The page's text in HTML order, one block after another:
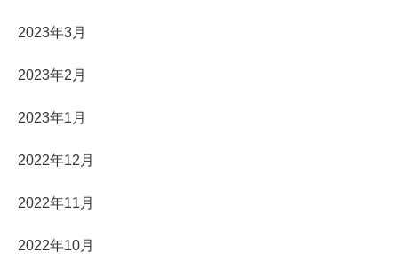
2023年3月
2023年2月
2023年1月
2022年12月
2022年11月
2022年10月